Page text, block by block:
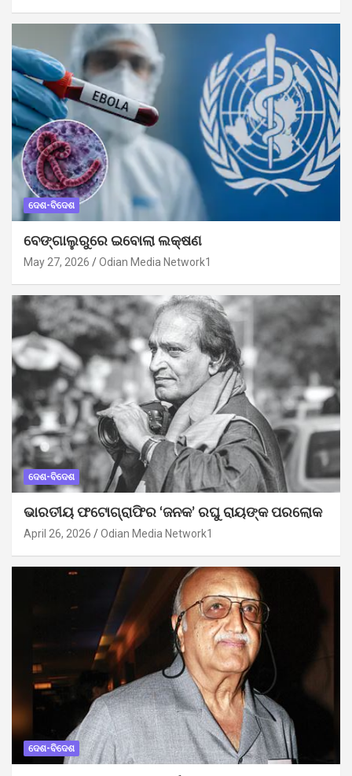
ଦେଶ-ବିଦେଶ
ବେଙ୍ଗାଲୁରୁରେ ଇବୋଲା ଲକ୍ଷଣ
May 27, 2026 Odian Media Network1
ଦେଶ-ବିଦେଶ
ଭାରତୀୟ ଫଟୋଗ୍ରାଫିର ‘ଜନକ’ ରଘୁ ରାୟଙ୍କ ପରଲୋକ
April 26, 2026 Odian Media Network1
ଦେଶ-ବିଦେଶ